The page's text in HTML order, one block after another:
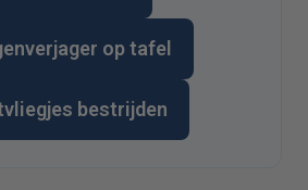
op tafel
bestrijden